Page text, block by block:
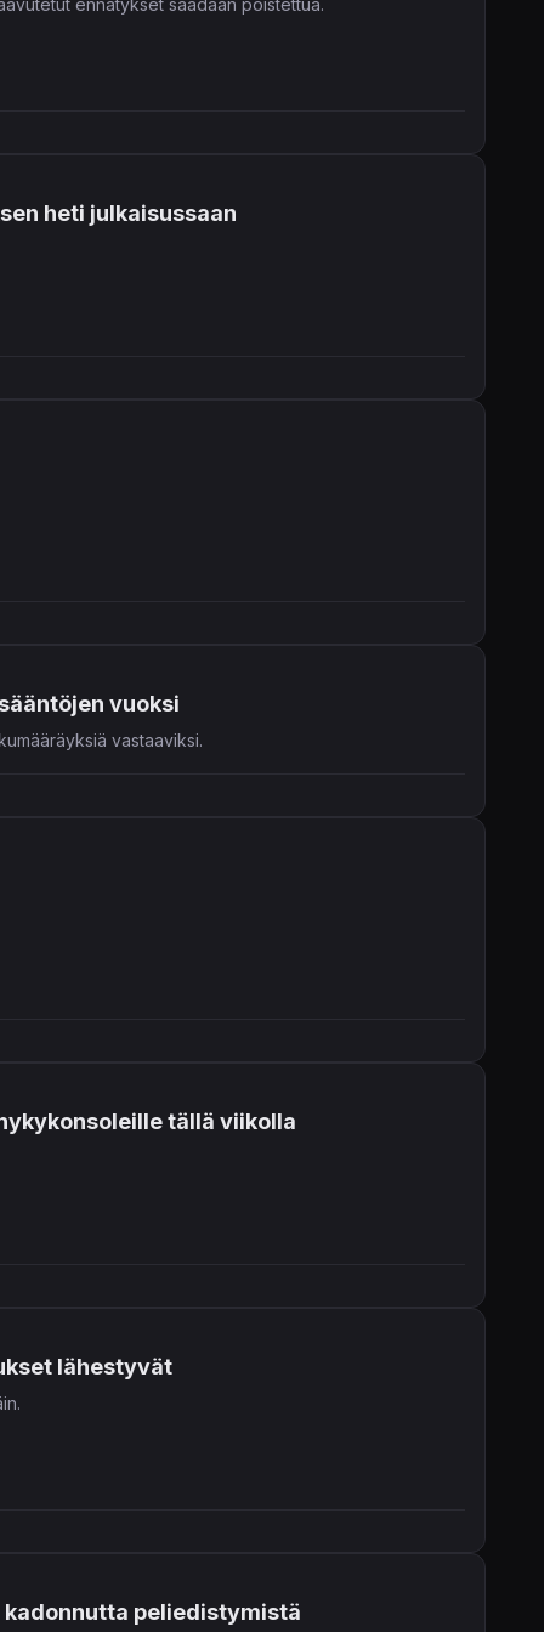
heti julkaisussaan
vuoksi
vastaaviksi.
tällä viikolla
lähestyvät
kadonnutta peliedistymistä